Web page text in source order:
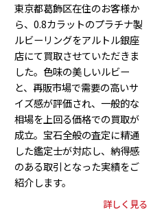
東京都葛飾区在住のお客様か
ら、0.8カラットのプラチナ製
ルビーリングをアルトル銀座
店にて買取させていただきま
した。色味の美しいルビー
と、再販市場で需要の高いサ
イズ感が評価され、一般的な
相場を上回る価格での買取が
成立。宝石全般の査定に精通
した鑑定士が対応し、納得感
のある取引となった実績をご
紹介します。
詳しく見る